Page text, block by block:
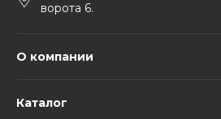
ворота 6.
О компании
Каталог